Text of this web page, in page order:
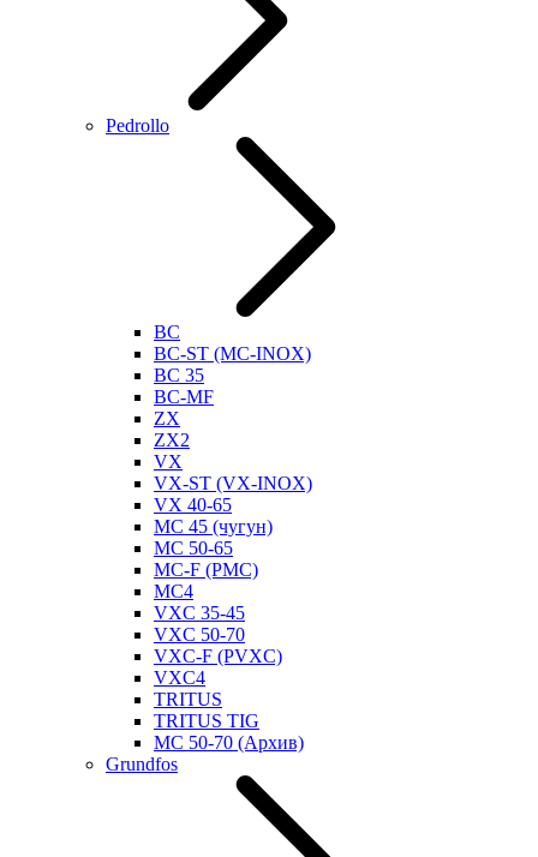
Pedrollo
BC
BC-ST (MC-INOX)
BC 35
BC-MF
ZX
ZX2
VX
VX-ST (VX-INOX)
VX 40-65
MC 45 (чугун)
MC 50-65
MC-F (PMC)
MC4
VXC 35-45
VXC 50-70
VXC-F (PVXC)
VXC4
TRITUS
TRITUS TIG
MC 50-70 (Архив)
Grundfos